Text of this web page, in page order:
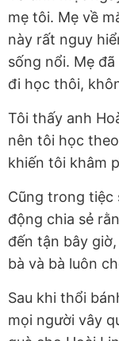
mẹ tôi. Mẹ về
này rất nguy
sống nổi. Mẹ
đi học thôi,
Tôi thấy anh
nên tôi học
khiến tôi khâm
Cũng trong tiệc
động chia sẻ
đến tận bây
bà và bà luôn
Sau khi thổi
mọi người vây